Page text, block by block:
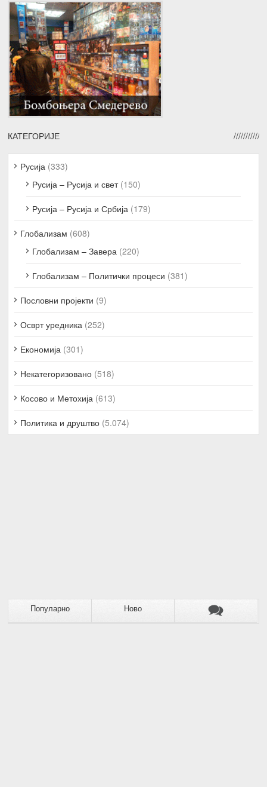
КАТЕГОРИЈЕ
Русија (333)
Русија – Русија и свет(150)
Русија – Русија и Србија (179)
Глобализам (608)
Глобализам – Завера (220)
Глобализам – Политички процеси (381)
Пословни пројекти (9)
Осврт уредника (252)
Економија (301)
Некатегоризовано (518)
Косово и Метохија (613)
Политика и друштво (5.074)
Популарно Ново